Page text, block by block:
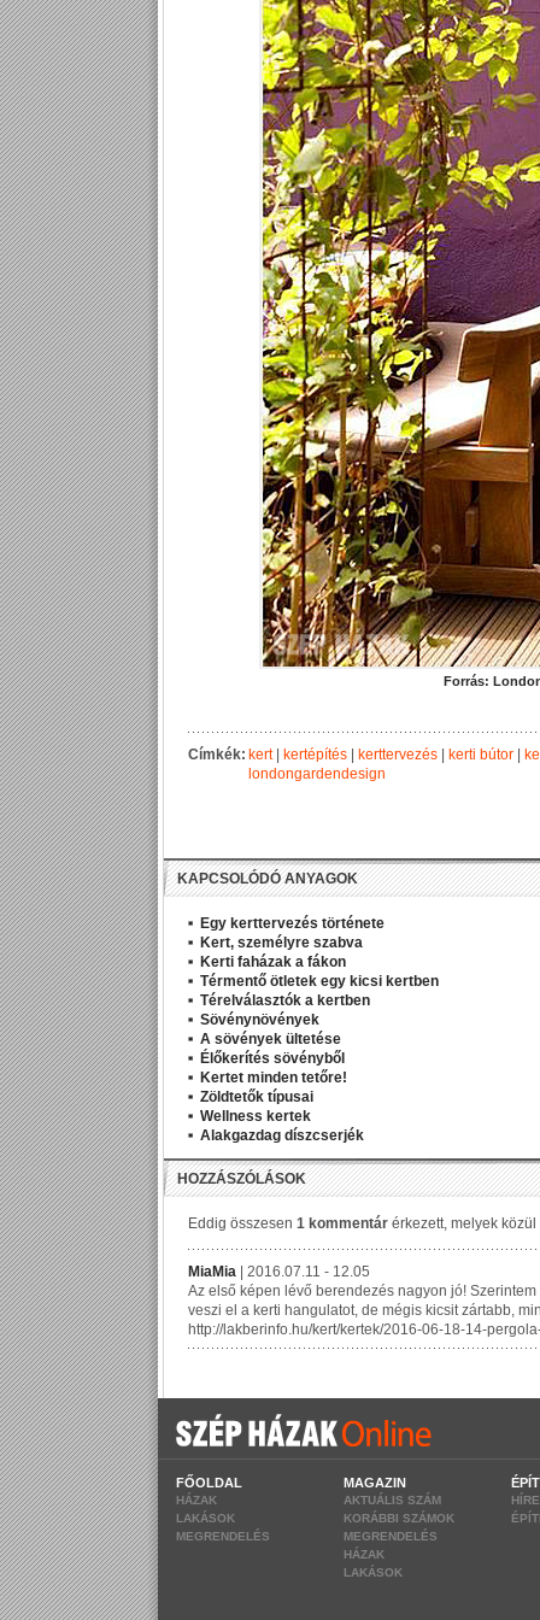
Forrás:
Címkék: kert| kertépítés kerttervezés kerti bútor
londongardendesign
KAPCSOLÓDÓ ANYAGOK
Egy kerttervezés története
Kert, személyre szabva
Kerti faházak a fákon
Térmentő ötletek egy kicsi kertben
Térelválasztók a kertben
Sövénynövények
A sövények ültetése
Élőkerítés sövényből
Kertet minden tetőre!
Zöldtetők típusai
Wellness kertek
Alakgazdag díszcserjék
FŐOLDAL
HÁZAK
LAKÁSOK
MEGRENDELÉS
MAGAZIN
AKTUÁLIS SZÁM
KORÁBBI SZÁMOK
MEGRENDELÉS
HÁZAK
LAKÁSOK